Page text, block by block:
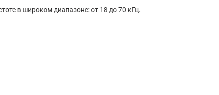
в широком диапазоне: от 18 до 70 кГц.